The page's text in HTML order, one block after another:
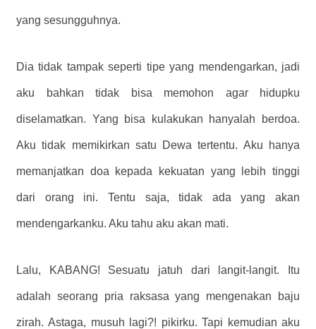
yang sesungguhnya.
Dia tidak tampak seperti tipe yang mendengarkan, jadi
aku bahkan tidak bisa memohon agar hidupku
diselamatkan. Yang bisa kulakukan hanyalah berdoa.
Aku tidak memikirkan satu Dewa tertentu. Aku hanya
memanjatkan doa kepada kekuatan yang lebih tinggi
dari orang ini. Tentu saja, tidak ada yang akan
mendengarkanku. Aku tahu aku akan mati.
Lalu, KABANG! Sesuatu jatuh dari langit-langit. Itu
adalah seorang pria raksasa yang mengenakan baju
zirah. Astaga, musuh lagi?! pikirku. Tapi kemudian aku